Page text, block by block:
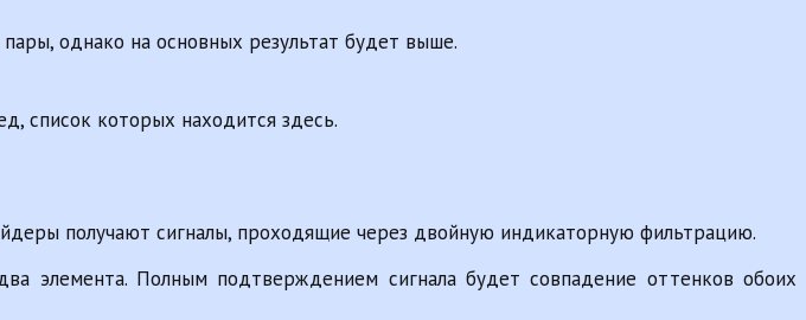
однако на основных результат будет выше.
список которых находится здесь.
получают сигналы, проходящие через двойную индикаторную фильтрацию.
элемента. Полным подтверждением сигнала будет совпадение оттенков обоих